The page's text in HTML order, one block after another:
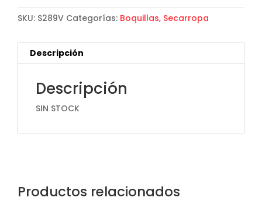
SKU: S289V Categorías: Boquillas, Secarropa
Descripción
Descripción
SIN STOCK
Productos relacionados